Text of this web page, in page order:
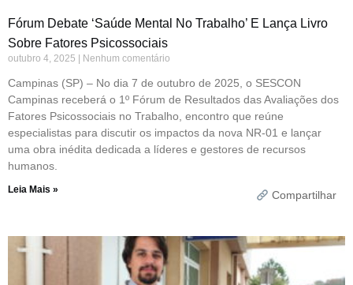
Fórum Debate ‘saúde Mental No Trabalho’ E Lança Livro
Sobre Fatores Psicossociais
outubro 4, 2025 Nenhum comentário
Campinas (SP) – No dia 7 de outubro de 2025, o SESCON
Campinas receberá o 1º Fórum de Resultados das Avaliações dos
Fatores Psicossociais no Trabalho, encontro que reúne
especialistas para discutir os impactos da nova NR-01 e lançar
uma obra inédita dedicada a líderes e gestores de recursos
humanos.
Leia Mais » Compartilhar